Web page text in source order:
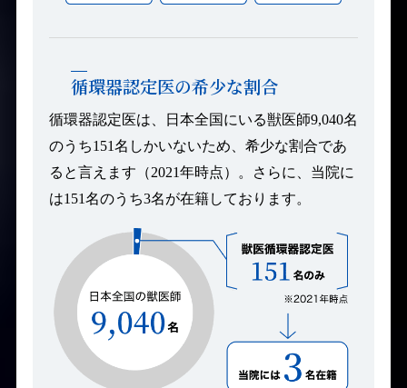
循環器認定医の希少な割合
循環器認定医は、日本全国にいる獣医師9,040名
のうち151名しかいないため、希少な割合であ
ると言えます（2021年時点）。さらに、当院に
は151名のうち3名が在籍しております。